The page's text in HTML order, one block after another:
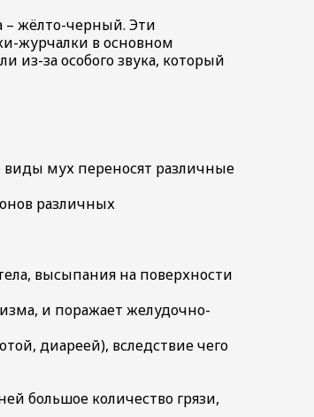
– жёлто-черный. Эти
журчалки в основном
из-за особого звука, который
мух переносят различные
различных
высыпания на поверхности
и поражает желудочно-
диареей), вследствие чего
большое количество грязи,